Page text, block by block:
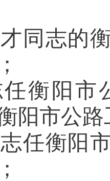
同志的
衡阳市
阳市公
任衡阳